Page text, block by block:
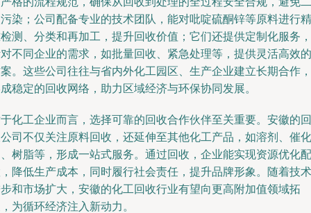
染；公司配备专业的技术团队，能对吡啶硫酮锌等原料进行精
测、分类和再加工，提升回收价值；它们还提供定制化服务，
不同企业的需求，如批量回收、紧急处理等，提供灵活高效的
。这些公司往往与省内外化工园区、生产企业建立长期合作，
稳定的回收网络，助力区域经济与环保协同发展。
化工企业而言，选择可靠的回收合作伙伴至关重要。安徽的回
司不仅关注原料回收，还延伸至其他化工产品，如溶剂、催化
树脂等，形成一站式服务。通过回收，企业能实现资源优化配
降低生产成本，同时履行社会责任，提升品牌形象。随着技术
和市场扩大，安徽的化工回收行业有望向更高附加值领域拓
为循环经济注入新动力。